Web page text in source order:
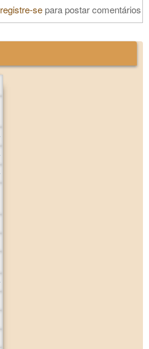
registre-separa postar comentários